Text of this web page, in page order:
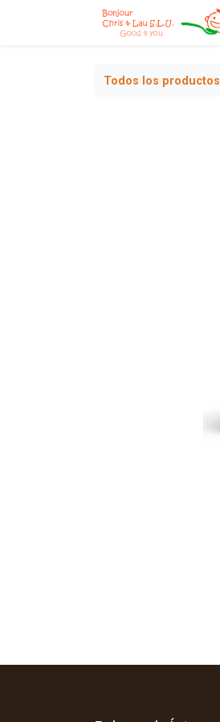
Todos los productos